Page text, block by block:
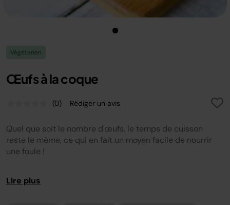
Végétarien
Œufs à la coque
Aucune
de
notation.
Lien
(0) Rédiger un avis
Quel que soit le nombre d'œufs, le temps de cuisson
reste le même, ce qui en fait un moyen facile de nourrir
une foule !
Lire plus